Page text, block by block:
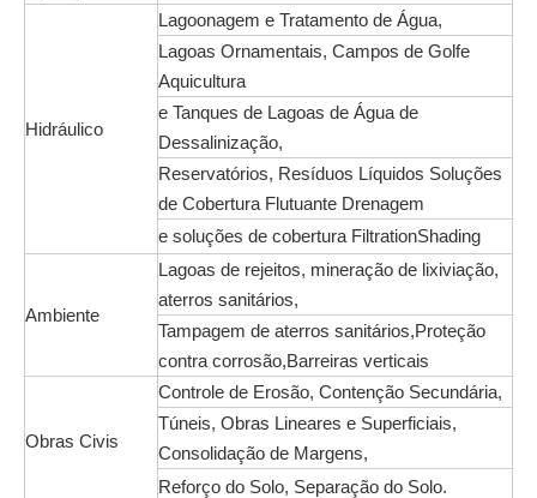
Hidráulico
Lagoonagem e Tratamento de Água,
Lagoas Ornamentais, Campos de Golfe
Aquicultura
e Tanques de Lagoas de Água de
Dessalinização,
Reservatórios, Resíduos Líquidos Soluções
de Cobertura Flutuante Drenagem
e soluções de cobertura FiltrationShading
Ambiente
Lagoas de rejeitos, mineração de lixiviação,
aterros sanitários,
Tampagem de aterros sanitários,Proteção
contra corrosão,Barreiras verticais
Obras Civis
Controle de Erosão, Contenção Secundária,
Túneis, Obras Lineares e Superficiais,
Consolidação de Margens,
Reforço do Solo, Separação do Solo.